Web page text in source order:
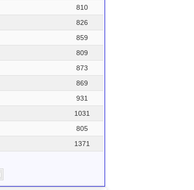
810
826
859
809
873
869
931
1031
805
1371